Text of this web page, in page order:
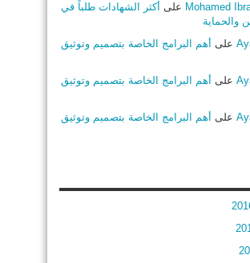
Mohamed على أكثر الشهادات طلباً في
والحماية
على أهم البرامج الخاصة بتصميم وتوثيق
على أهم البرامج الخاصة بتصميم وتوثيق
على أهم البرامج الخاصة بتصميم وتوثيق